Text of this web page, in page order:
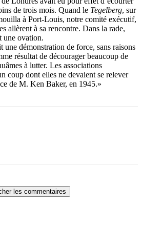
de trois mois. Quand le Tegelberg, sur
à Port-Louis, notre comité exécutif,
allèrent à sa rencontre. Dans la rade,
une ovation.
démonstration de force, sans raisons
résultat de décourager beaucoup de
à lutter. Les associations
coup dont elles ne devaient se relever
de M. Ken Baker, en 1945.»
les commentaires